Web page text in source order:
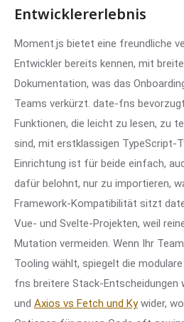
Entwicklererlebnis
Moment.js bietet eine freundliche
Entwickler bereits kennen, mit
Dokumentation, was das
Teams verkürzt. date-fns
Funktionen, die leicht zu lesen, zu
sind, mit erstklassigen TypeScript-
Einrichtung ist für beide einfach,
dafür belohnt, nur zu importieren,
Framework-Kompatibilität sitzt
Vue- und Svelte-Projekten, weil
Mutation vermeiden. Wenn Ihr
Tooling wählt, spiegelt die
fns breitere Stack-Entscheidungen
und Axios vs Fetch und Kywider,